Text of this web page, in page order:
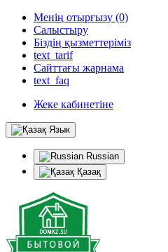
Менің отырғызу (0)
Салыстыру
Біздің қызметтеріміз
text_tarif
Сайттағы жарнама
text_faq
Жеке кабинетіне
Язык
Russian
Қазақ